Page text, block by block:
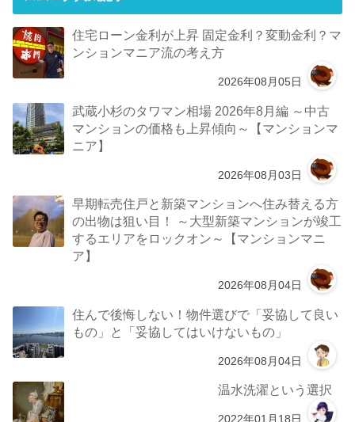
住宅ローン金利が上昇 固定金利？変動金利？マ
ンションマニア流の考え方
2026年08月05日
武蔵小杉のタワマン相場 2026年8月編 ～中古
マンションの価格も上昇傾向～【マンションマ
ニア】
2026年08月03日
早期転売住戸と新築マンションへ住み替える方
の出物は狙い目！ ～大型新築マンションが竣工
するエリアをロックオン～【マンションマニ
ア】
2026年08月04日
住んで後悔しない！物件選びで「妥協して良い
もの」と「妥協してはいけないもの」
2026年08月04日
温水洗濯という選択
2022年01月18日